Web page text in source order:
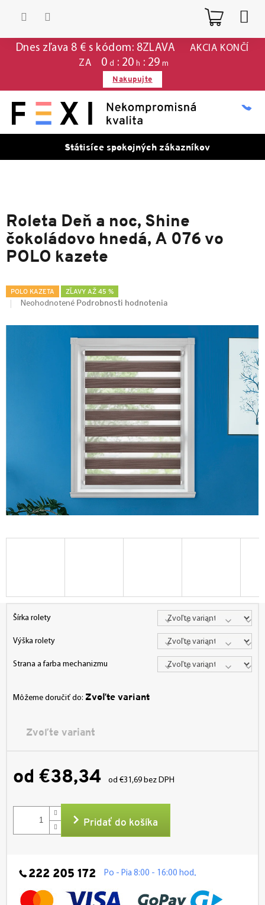
Dnes zľava 8 € s kódom: 8ZLAVA
AKCIA KONČÍ
ZA
0 d 20 h 29 m
Nakupujte
Státisíce spokojných zákazníkov
Roleta Deň a noc, Shine
čokoládovo hnedá, A 076 vo
POLO kazete
POLO KAZETA ZĽAVY AŽ 45 %
Neohodnotené Podrobnosti hodnotenia
od €38,34 od €31,69 bez DPH
cena:
Šírka rolety
Výška rolety
Strana a farba mechanizmu
Môžeme doručiť do: Zvoľte variant
Zvoľte variant
Pridať do košíka
222 205 172 Po - Pia 8:00 - 16:00 hod .